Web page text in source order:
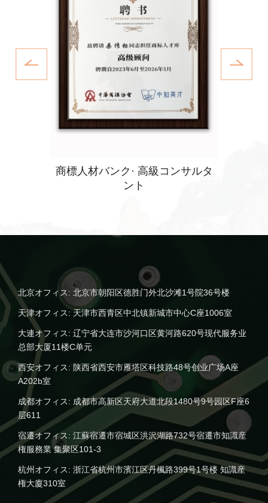
商標人材バンク· 高級コンサルタ
ント
北京オフィス: 北京市朝阳区德胜门外北沙滩1号院36号楼
天津オフィス: 天津市西青区中北镇新城市中心C座1006室
大連オフィス: 辽宁省大连市沙河口区黄河路620号现代服务业
总部大厦11楼C单元
西安オフィス: 陕西省西安市雁塔区科技路48号创业广场A座
A202b室
成都オフィス: 成都市高新区天府大道北段1480号9号园区F座6
层611
宿遷オフィス: 江蘇宿遷市宿城区洪沢湖路732号宿遷市知識産
権服務業 集聚区101-3
杭州オフィス: 浙江省杭州市濱江区丹楓路399号1号楼 知識産
権大廈310室